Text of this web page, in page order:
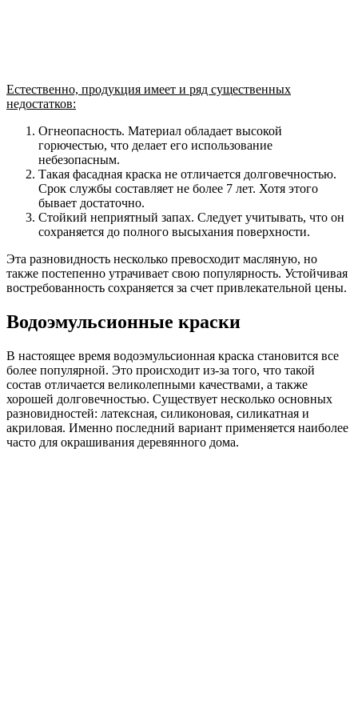
Естественно, продукция имеет и ряд существенных
недостатков:
Огнеопасность. Материал обладает высокой
горючестью, что делает его использование
небезопасным.
Такая фасадная краска не отличается долговечностью.
Срок службы составляет не более 7 лет. Хотя этого
бывает достаточно.
Стойкий неприятный запах. Следует учитывать, что он
сохраняется до полного высыхания поверхности.
Эта разновидность несколько превосходит масляную, но
также постепенно утрачивает свою популярность. Устойчивая
востребованность сохраняется за счет привлекательной цены.
Водоэмульсионные краски
В настоящее время водоэмульсионная краска становится все
более популярной. Это происходит из-за того, что такой
состав отличается великолепными качествами, а также
хорошей долговечностью. Существует несколько основных
разновидностей: латексная, силиконовая, силикатная и
акриловая. Именно последний вариант применяется наиболее
часто для окрашивания деревянного дома.